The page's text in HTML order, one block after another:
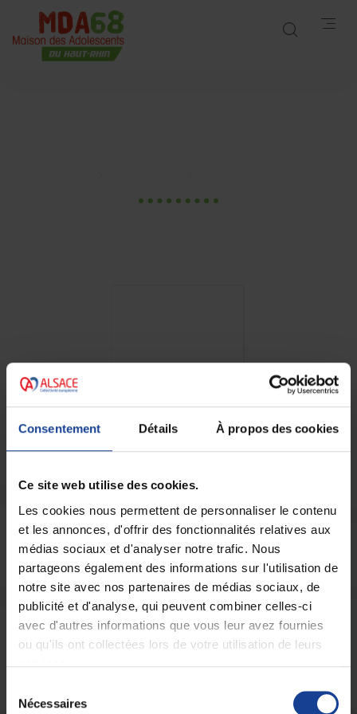
Consentement Détails À propos des cookies
Ce site web utilise des cookies.
Les cookies nous permettent de personnaliser le contenu
et les annonces, d'offrir des fonctionnalités relatives aux
médias sociaux et d'analyser notre trafic. Nous
partageons également des informations sur l'utilisation de
notre site avec nos partenaires de médias sociaux, de
publicité et d'analyse, qui peuvent combiner celles-ci
avec d'autres informations que vous leur avez fournies
ou qu'ils ont collectées lors de votre utilisation de leurs
Nécessaires
Restez informé
Vous souhaitez être informé des actualités de la
Maison des Adolescents du Haut-Rhin
?
Abonnez-vous !